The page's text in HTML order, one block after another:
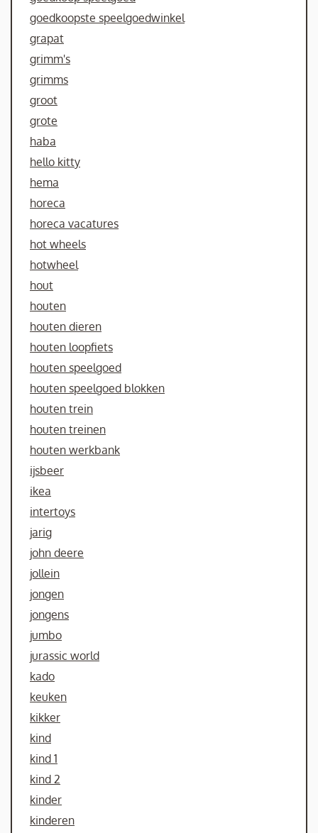
goedkoopste speelgoedwinkel
grapat
grimm's
grimms
groot
grote
haba
hello kitty
hema
horeca
horeca vacatures
hot wheels
hotwheel
hout
houten
houten dieren
houten loopfiets
houten speelgoed
houten speelgoed blokken
houten trein
houten treinen
houten werkbank
ijsbeer
ikea
intertoys
jarig
john deere
jollein
jongen
jongens
jumbo
jurassic world
kado
keuken
kikker
kind
kind 1
kind 2
kinder
kinderen